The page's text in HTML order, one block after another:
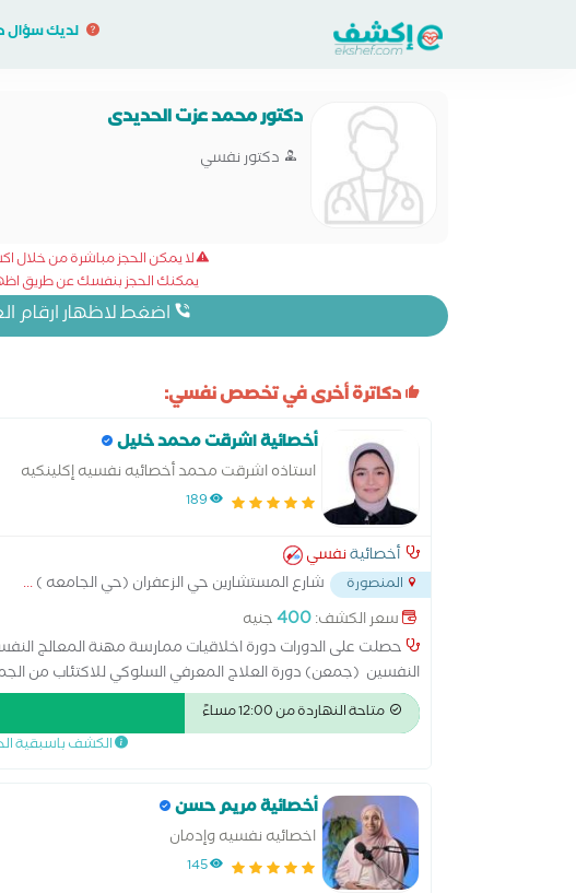
لديك سؤال
دكتور محمد عزت الحديدى
دكتور نفسي
لا يمكن الحجز مباشرة من خلال
يمكنك الحجز بنفسك عن طريق
اضغط لاظهار ارقام
دكاترة أخرى في تخصص نفسي:
أخصائية اشرقت محمد خليل
استاذه اشرقت محمد أخصائيه نفسيه إكلينكيه
189
أخصائيةنفسي
المنصورة شارع المستشارين حي الزعفران (حي الجامعه )...
سعر الكشف:400جنيه
حصلت على الدورات دورة اخلاقيات ممارسة مهنة المعالج
النفسين (جمعن) دورة العلاج المعرفي السلوكي للاكتئاب من
السلوكي للقلق من مركز البحوث جامعة القاهرة دورة العلاج
للمعالجين النفسين (جمعن) دورة العلاج المعرفي السلوكي
جامعة القاهرة دورة العلاج المعرفي السلوكي للاضطرابات
متاحة النهاردة من 12:00 مساءً
الكشف باسبقية
أخصائية مريم حسن
اخصائيه نفسيه وإدمان
145